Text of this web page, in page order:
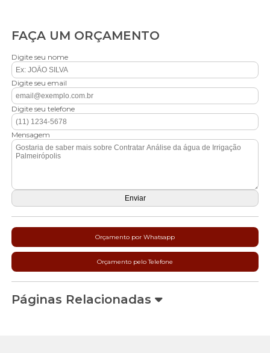
FAÇA UM ORÇAMENTO
Digite seu nome
Digite seu email
Digite seu telefone
Mensagem
Orçamento por Whatsapp
Orçamento pelo Telefone
Páginas Relacionadas